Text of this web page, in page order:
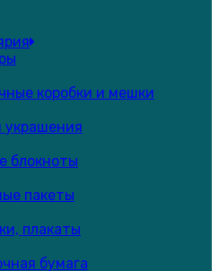
коробки и мешки
украшения
блокноты
пакеты
плакаты
бумага